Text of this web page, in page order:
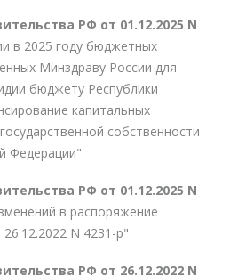
РФ от 01.12.2025 N
в 2025 году бюджетных
Минздраву России для
бюджету Республики
капитальных
собственности
Федерации"
РФ от 01.12.2025 N
в распоряжение
N 4231-р"
РФ от 26.12.2022 N